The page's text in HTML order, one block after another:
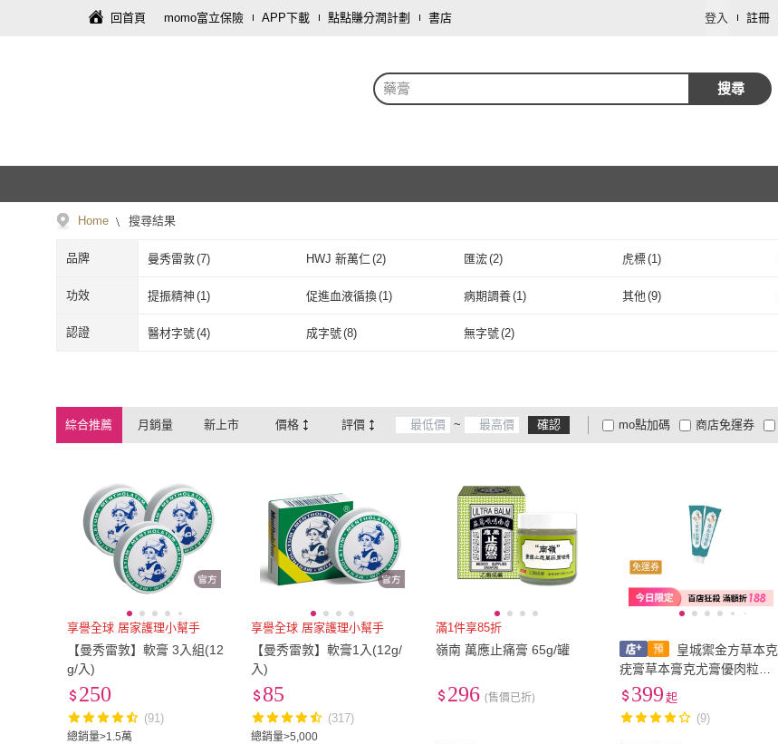
回首頁 momo富立保險 APP下載 點點賺分潤計劃 書店 登入 註冊
藥膏 搜尋
Home 搜尋結果
品牌 曼秀雷敦(7) HWJ 新萬仁 (2) 匯浤(2) 虎標(1)
植英房(1 )
曼秀雷敦 HWJ 新萬仁 匯浤 (
植英房(1
功效 提振精神 (1) 促進血液循換(1) 病期調養(1) 其他 (9)
提振精神 促進血液循換 病期調養
認證 醫材字號(4) 成字號(8) 無字號(2)
綜合推薦 月銷量 新上市 價格 評價 ~ 確認 mo點加碼
大家電安心配
大家電快配
商店免運券
享譽全球 居家護理小幫手
【曼秀雷敦】軟膏 3入組(12
g/入)
總銷量>1.5萬
250
(91)
享譽全球 居家護理小幫手
【曼秀雷敦】軟膏1入(12g/
入)
總銷量>5,000
85
(317)
滿1件享85折
嶺南 萬應止痛膏 65g/罐
296 (售價已折)
免運券
皇城禦金方草本克
疣膏草本膏克尤膏優肉粒肉
球植物萃取
399 起
(9)